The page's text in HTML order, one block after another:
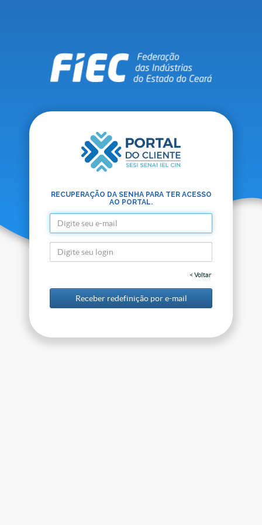
RECUPERAÇÃO DA SENHA PARA TER ACESSO
AO PORTAL.
< Voltar
Receber redefinição por e-mail